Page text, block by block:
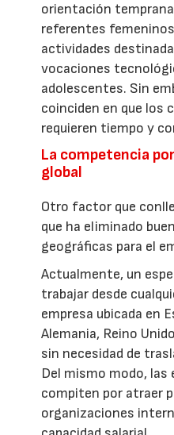
orientación
referentes
actividades
vocaciones
adolescentes. Sin
coinciden en que los
requieren tiempo y
La competencia
global
Otro factor que
que ha eliminado
geográficas para el
Actualmente, un
trabajar desde
empresa ubicada en
Alemania, Reino
sin necesidad de
Del mismo modo, las
compiten por atraer
organizaciones